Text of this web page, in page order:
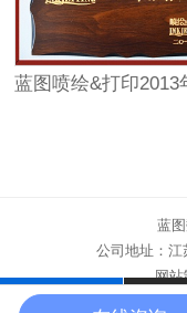
蓝
公司地址：江
网站